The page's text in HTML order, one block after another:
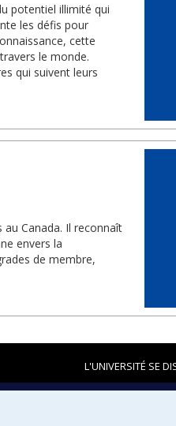
potentiel illimité qui
les défis pour
cette
le monde.
qui suivent leurs
au Canada. Il reconnaît
envers la
de membre,
L'UNIVERSITÉ SE